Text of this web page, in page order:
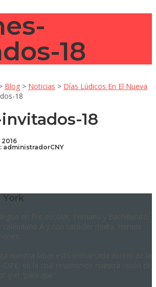
18
Blog > Noticias > Días Lúdicos En El Nueva
18
18
administradorCNY